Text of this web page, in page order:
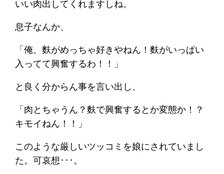
いい肉出してくれますしね。
息子なんか、
「俺、麩がめっちゃ好きやねん！麩がいっぱい
入ってて興奮するわ！！」
と良く分からん事を言い出し、
「肉とちゃうん？麩で興奮するとか変態か！？
キモイねん！！」
このような厳しいツッコミを娘にされていまし
た。可哀想･･･。